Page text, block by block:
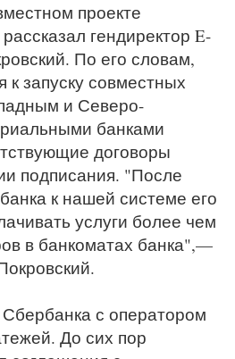
проекте
гендиректор E-
По его словам,
к запуску совместных
и Северо-
банками
договоры
подписания. "После
к нашей системе его
услуги более чем
в банкоматах банка",—
с оператором
До сих пор